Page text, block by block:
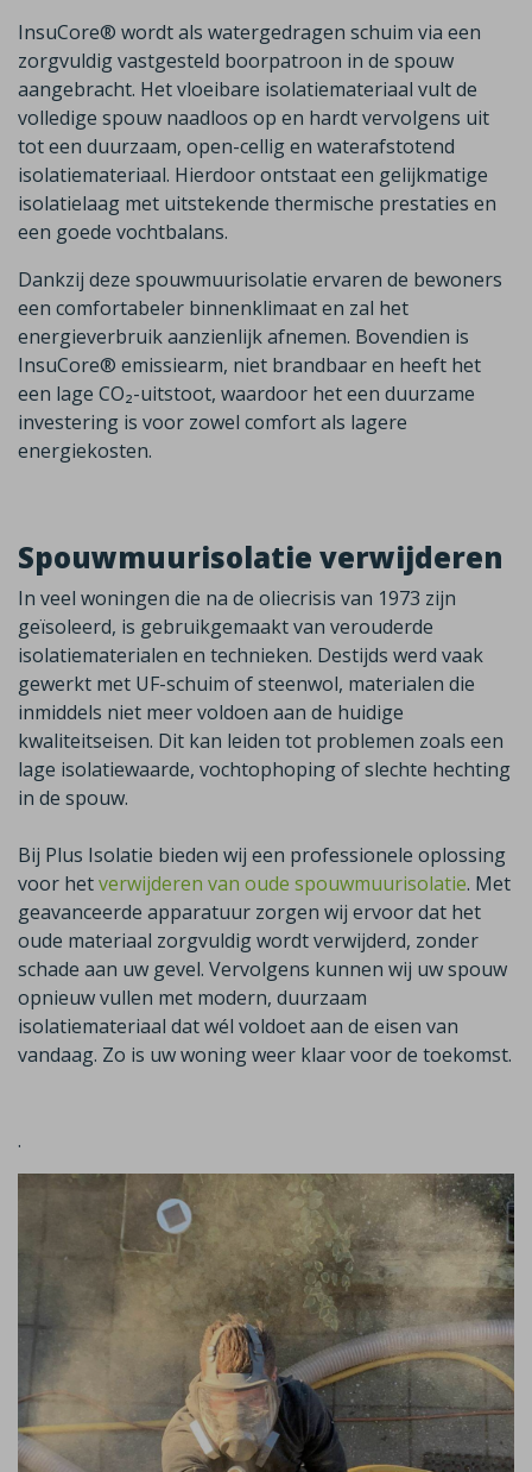
InsuCore® wordt als watergedragen schuim via een
zorgvuldig vastgesteld boorpatroon in de spouw
aangebracht. Het vloeibare isolatiemateriaal vult de
volledige spouw naadloos op en hardt vervolgens uit
tot een duurzaam, open-cellig en waterafstotend
isolatiemateriaal. Hierdoor ontstaat een gelijkmatige
isolatielaag met uitstekende thermische prestaties en
een goede vochtbalans.
Dankzij deze spouwmuurisolatie ervaren de bewoners
een comfortabeler binnenklimaat en zal het
energieverbruik aanzienlijk afnemen. Bovendien is
InsuCore® emissiearm, niet brandbaar en heeft het
een lage CO₂-uitstoot, waardoor het een duurzame
investering is voor zowel comfort als lagere
energiekosten.
Spouwmuurisolatie verwijderen
In veel woningen die na de oliecrisis van 1973 zijn
geïsoleerd, is gebruikgemaakt van verouderde
isolatiematerialen en technieken. Destijds werd vaak
gewerkt met UF-schuim of steenwol, materialen die
inmiddels niet meer voldoen aan de huidige
kwaliteitseisen. Dit kan leiden tot problemen zoals een
lage isolatiewaarde, vochtophoping of slechte hechting
in de spouw.
Bij Plus Isolatie bieden wij een professionele oplossing
voor hetverwijderen van oude spouwmuurisolatie. Met
geavanceerde apparatuur zorgen wij ervoor dat het
oude materiaal zorgvuldig wordt verwijderd, zonder
schade aan uw gevel. Vervolgens kunnen wij uw spouw
opnieuw vullen met modern, duurzaam
isolatiemateriaal dat wél voldoet aan de eisen van
vandaag. Zo is uw woning weer klaar voor de toekomst.
.